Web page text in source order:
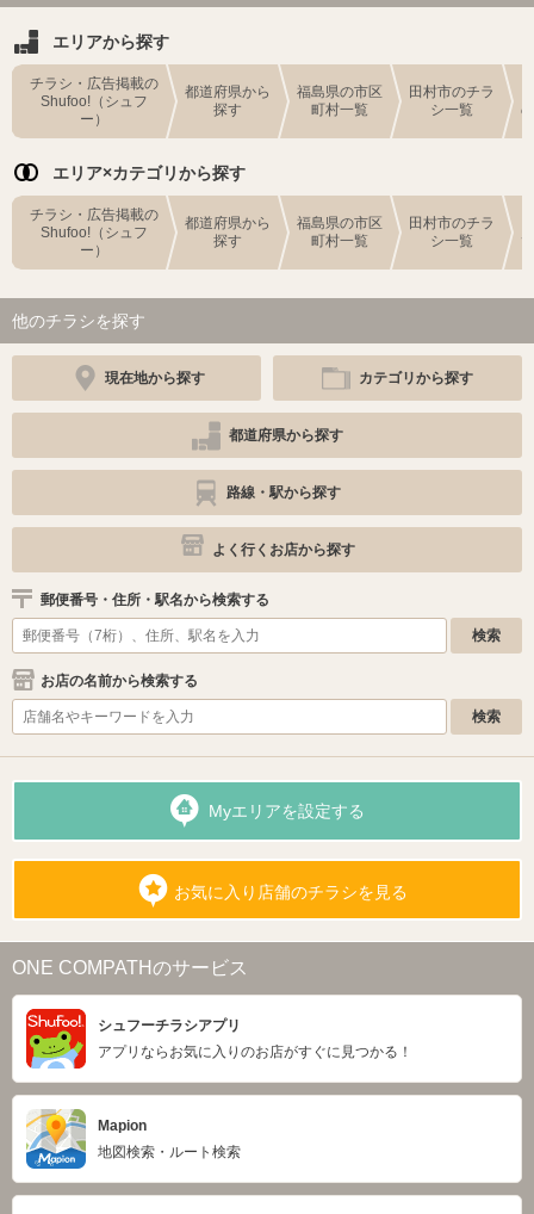
エリアから探す
チラシ・広告掲載の
Shufoo!（シュフ
ー）
都道府県から
探す
福島県の市区
町村一覧
田村市のチラ
シ一覧
エリア×カテゴリから探す
チラシ・広告掲載の
Shufoo!（シュフ
ー）
都道府県から
探す
福島県の市区
町村一覧
田村市のチラ
シ一覧
他のチラシを探す
現在地から探す カテゴリから探す
都道府県から探す
路線・駅から探す
よく行くお店から探す
郵便番号・住所・駅名から検索する
お店の名前から検索する
Myエリアを設定する
お気に入り店舗のチラシを見る
ONE COMPATHのサービス
シュフーチラシアプリ
アプリならお気に入りのお店がすぐに見つかる！
Mapion
地図検索・ルート検索